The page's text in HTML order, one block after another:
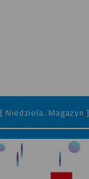
[ Niedziela. Magazyn ]